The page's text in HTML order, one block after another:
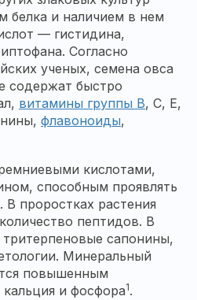
белка и наличием в нем
— гистидина,
Согласно
ученых, семена овса
содержат быстро
витамины группы B, С, E,
флавоноиды,
кислотами,
способным проявлять
проростках растения
пептидов. В
сапонины,
Минеральный
повышенным
кальция и фосфора1.